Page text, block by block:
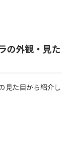
の外観・見た
見た目から紹介し